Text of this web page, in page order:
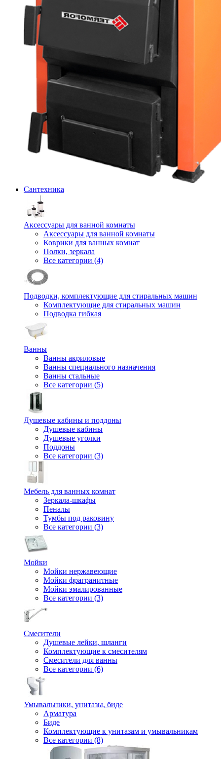
Сантехника
Аксессуары для ванной комнаты
Аксессуары для ванной комнаты
Коврики для ванных комнат
Полки, зеркала
Все категории (4)
Подводки, комплектующие для стиральных машин
Комплектующие для стиральных машин
Подводка гибкая
Ванны
Ванны акриловые
Ванны специального назначения
Ванны стальные
Все категории (5)
Душевые кабины и поддоны
Душевые кабины
Душевые уголки
Поддоны
Все категории (3)
Мебель для ванных комнат
Зеркала-шкафы
Пеналы
Тумбы под раковину
Все категории (3)
Мойки
Мойки нержавеющие
Мойки фрагранитные
Мойки эмалированные
Все категории (3)
Смесители
Душевые лейки, шланги
Комплектующие к смесителям
Смесители для ванны
Все категории (6)
Умывальники, унитазы, биде
Арматура
Биде
Комплектующие к унитазам и умывальникам
Все категории (8)